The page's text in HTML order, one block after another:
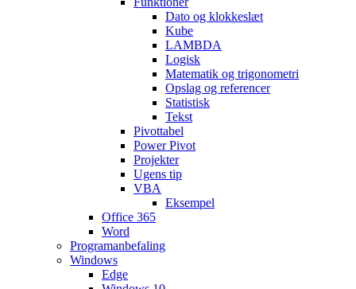
Dato og klokkeslæt
Kube
LAMBDA
Logisk
Matematik og trigonometri
Opslag og referencer
Statistisk
Tekst
Pivottabel
Power Pivot
Projekter
Ugens tip
VBA
Eksempel
Office 365
Word
Programanbefaling
Windows
Edge